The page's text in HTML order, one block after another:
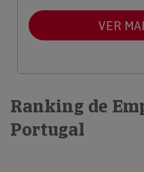
VER
Ranking de
Portugal